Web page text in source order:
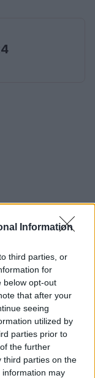
Information
third parties, or
for
below opt-out
that after your
seeing
utilized by
parties prior to
the further
third parties on the
information may